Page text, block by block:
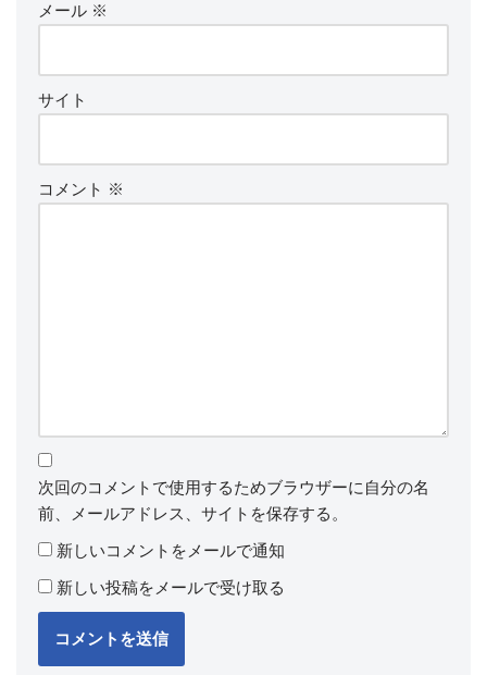
メール ※
サイト
コメント ※
次回のコメントで使用するためブラウザーに自分の名
前、メールアドレス、サイトを保存する。
新しいコメントをメールで通知
新しい投稿をメールで受け取る